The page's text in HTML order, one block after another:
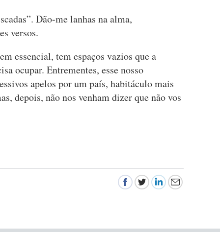
Dão-me lanhas na alma,
versos.
essencial, tem espaços vazios que a
ocupar. Entrementes, esse nosso
apelos por um país, habitáculo mais
depois, não nos venham dizer que não vos